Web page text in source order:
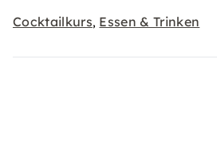
Cocktailkurs, Essen & Trinken